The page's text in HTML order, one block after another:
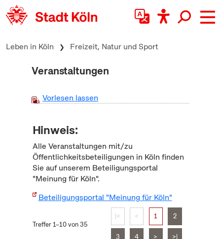
zum Inhalt springen
Leben in Köln Freizeit, Natur und Sport
Veranstaltungen
Vorlesen lassen
Hinweis:
Alle Veranstaltungen mit/zu
Öffentlichkeitsbeteiligungen in Köln finden
Sie auf unserem Beteiligungsportal
"Meinung für Köln".
Beteiligungsportal "Meinung für Köln"
Treffer 1–10 von 35
|< < 1 2
3 4 > >|